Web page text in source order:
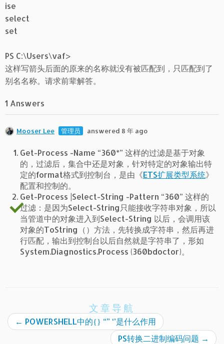
ise
select
set
PS C:\Users\vaf>
这样写箭头后面的原来的名称就没有被匹配到，只匹配到了
别名名称。请求前辈解答。
1 Answers
Mooser Lee 管理员 answered 8 年 ago
Get-Process -Name “360*” 这样的过滤是基于对象
的，过滤后，集合中还是对象，针对特定的对象输出特
定的format格式到控制台，是由《ETS扩展类型系统》
配置和控制的。
Get-Process |Select-String -Pattern “360” 这样的
过滤：是因为Select-String只能接收字符串对象，所以
当管道中的对象进入到Select-String 以后，会调用该
对象的ToString（）方法，先转换成字符串，然后再进
行匹配，输出到控制台以后自然就是字符串了，形如
System.Diagnostics.Process (360bdoctor)。
文章导航
← POWERSHELL中的{} “” ‘’是什么作用
PS转换二进制编码问题 →